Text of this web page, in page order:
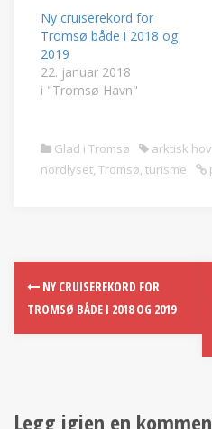
Ny cruiserekord for
Tromsø både i 2018 og
2019
22. januar 2018
i "Tromsø Havn"
Glad i Tromsø arktisk
nordlyset, Tromsø, turisme
NY CRUISEREKORD FOR
TROMSØ BÅDE I 2018 OG 2019
Legg igjen en